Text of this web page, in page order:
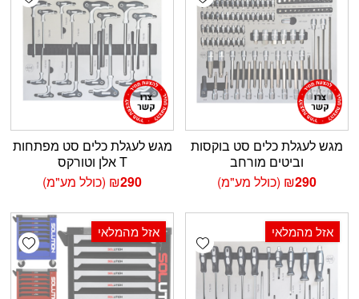
מגש לעגלת כלים סט בוקסות
וביטים מורחב
₪290 (כולל מע"מ)
מגש לעגלת כלים סט מפתחות
T אלן וטורקס
₪290 (כולל מע"מ)
Add wishlist אזל מהמלאי אזל מהמלאי